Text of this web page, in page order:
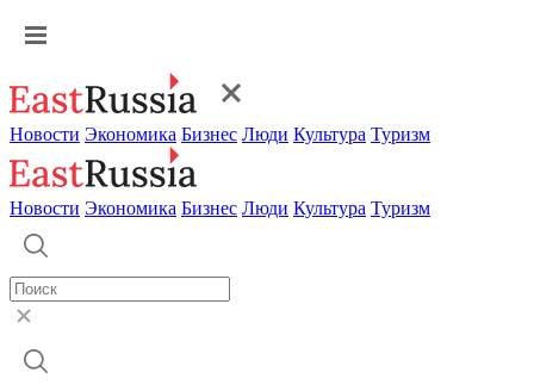
Новости Экономика Бизнес Люди Культура Туризм
Новости Экономика Бизнес Люди Культура Туризм